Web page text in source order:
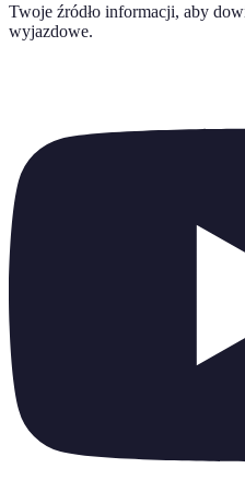
Twoje źródło informacji, aby
wyjazdowe.